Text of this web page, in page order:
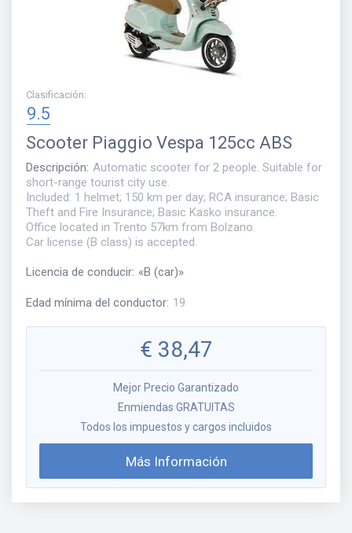
Clasificación:
9.5
Scooter Piaggio Vespa 125cc ABS
Descripción: Automatic scooter for 2 people. Suitable for
short-range tourist city use.
Included: 1 helmet; 150 km per day; RCA insurance; Basic
Theft and Fire Insurance; Basic Kasko insurance.
Office located in Trento 57km from Bolzano.
Car license (B class) is accepted.
Licencia de conducir: «B (car)»
Edad mínima del conductor: 19
€ 38,47
Mejor Precio Garantizado
Enmiendas GRATUITAS
Todos los impuestos y cargos incluidos
Más Información